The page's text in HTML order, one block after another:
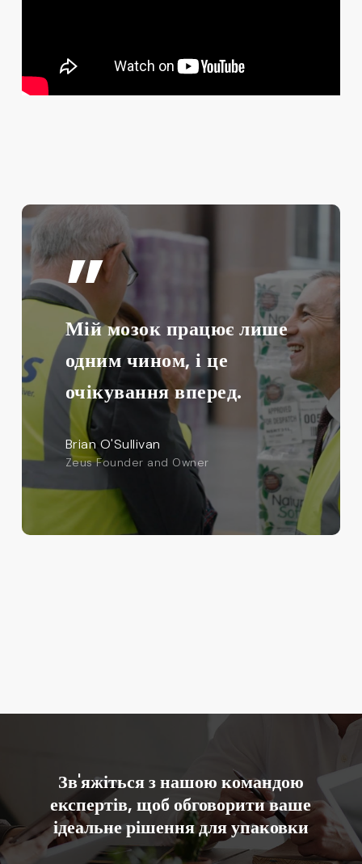
”
Мій мозок працює лише
одним чином, і це
очікування вперед.
Brian O'Sullivan
Zeus Founder and Owner
Зв'яжітьсязнашою командою
експертів, щобобговоритиваше
ідеальнерішеннядляупаковки